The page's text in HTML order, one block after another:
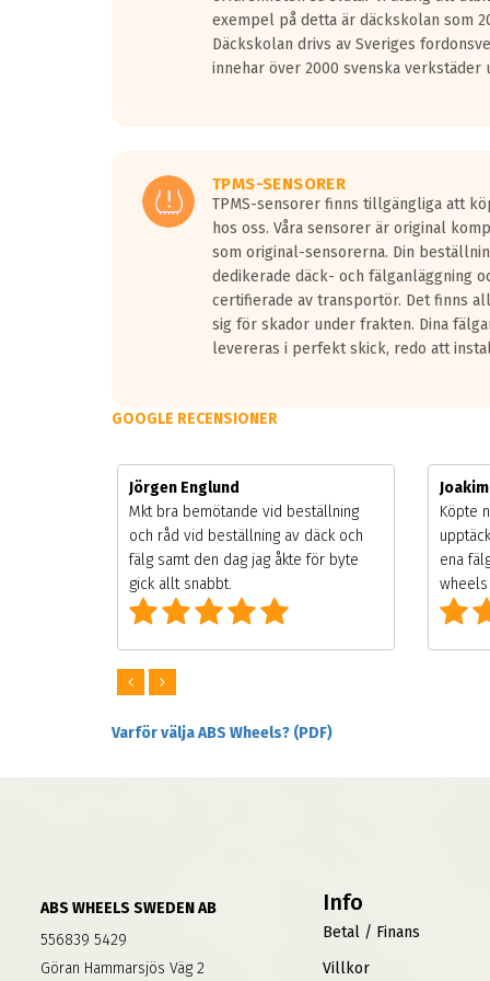
Vid körning i över 50km/h brukar
På däckmärkningen kommer det finnas en
medans de vita vågorna påvisar om det är ett tyst
Ett däck med tre svarta vågor uppnår de
exempel på detta är däckskolan som
Däckskolan drivs av Sveriges
innehar över 2000 svenska verkstäder
TPMS-SENSORER
TPMS-sensorer finns tillgängliga att
hos oss. Våra sensorer är original
som original-sensorerna. Din
dedikerade däck- och fälganläggning
certifierade av transportör. Det finns
sig för skador under frakten. Dina
levereras i perfekt skick, redo att
GOOGLE RECENSIONER
Jörgen Englund
Mkt bra bemötande vid beställning
och råd vid beställning av däck och
fälg samt den dag jag åkte för byte
gick allt snabbt.
Köpte
ena
Varför välja ABS Wheels? (PDF)
ABS WHEELS SWEDEN AB
556839 5429
Göran Hammarsjös Väg 2
Info
Betal / Finans
Villkor